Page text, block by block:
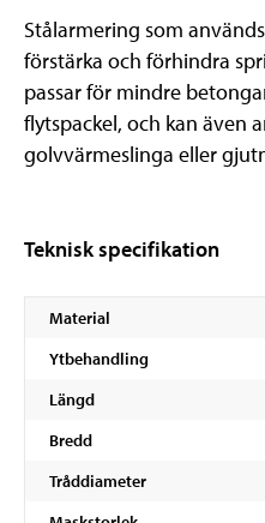
Stålarmering som
förstärka och förhindra
passar för mindre
flytspackel, och kan även
golvvärmeslinga eller
Teknisk specifikation
Material
Ytbehandling
Längd
Bredd
Tråddiameter